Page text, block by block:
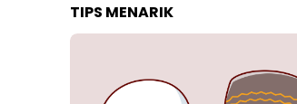
TIPS MENARIK